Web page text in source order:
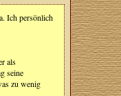
Ich persönlich
als
seine
zu wenig